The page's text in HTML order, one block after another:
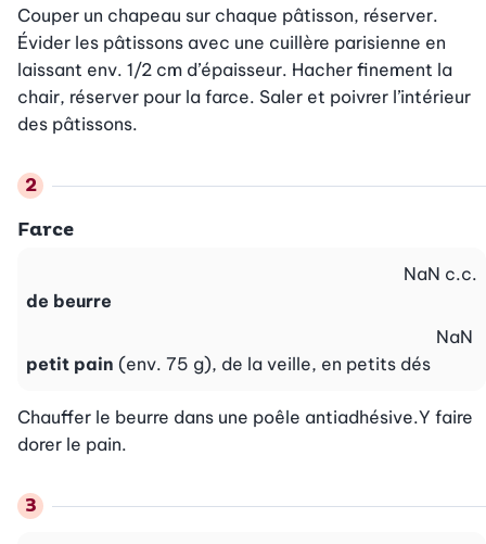
Couper un chapeau sur chaque pâtisson, réserver.
Évider les pâtissons avec une cuillère parisienne en
laissant env. 1/2 cm d’épaisseur. Hacher finement la
chair, réserver pour la farce. Saler et poivrer l’intérieur
des pâtissons.
Farce
de beurre
NaN c.c.
petit pain (env. 75 g), de la veille, en petits dés
NaN
Chauffer le beurre dans une poêle antiadhésive.Y faire
dorer le pain.